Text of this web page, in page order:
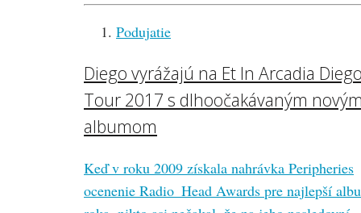
Podujatie
Diego vyrážajú na Et In Arcadia Diego
Tour 2017 s dlhoočakávaným novým
albumom
Keď v roku 2009 získala nahrávka Peripheries
ocenenie Radio_Head Awards pre najlepší